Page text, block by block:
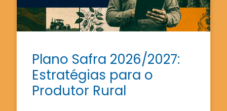
Plano Safra 2026/2027:
Estratégias para o
Produtor Rural